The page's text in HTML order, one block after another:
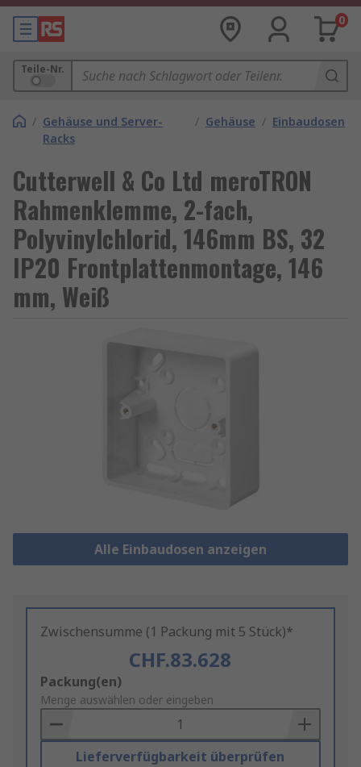
0
Teile-Nr.
/ Gehäuse und Server-
Racks
/ Gehäuse / Einbaudosen
Cutterwell & Co Ltd meroTRON
Rahmenklemme, 2-fach,
Polyvinylchlorid, 146mm BS, 32
IP20 Frontplattenmontage, 146
mm, Weiß
Alle Einbaudosen anzeigen
Zwischensumme (1 Packung mit 5 Stück)*
CHF.83.628
Add
to
Basket
Packung(en)
Menge auswählen oder eingeben
Lieferverfügbarkeit überprüfen